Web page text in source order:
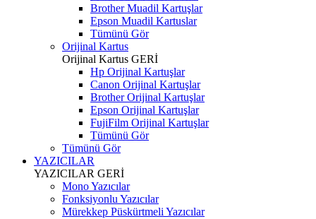
Brother Muadil Kartuşlar
Epson Muadil Kartuslar
Tümünü Gör
Orijinal Kartus
Orijinal Kartus GERİ
Hp Orijinal Kartuşlar
Canon Orijinal Kartuşlar
Brother Orijinal Kartuşlar
Epson Orijinal Kartuşlar
FujiFilm Orijinal Kartuşlar
Tümünü Gör
Tümünü Gör
YAZICILAR
YAZICILAR GERİ
Mono Yazıcılar
Fonksiyonlu Yazıcılar
Mürekkep Püskürtmeli Yazıcılar